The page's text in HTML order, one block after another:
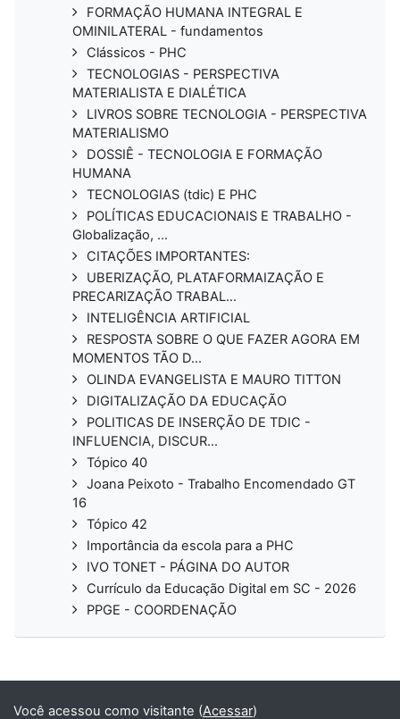
FORMAÇÃO HUMANA INTEGRAL E
OMINILATERAL - fundamentos
Clássicos - PHC
TECNOLOGIAS - PERSPECTIVA
MATERIALISTA E DIALÉTICA
LIVROS SOBRE TECNOLOGIA - PERSPECTIVA
MATERIALISMO
DOSSIÊ - TECNOLOGIA E FORMAÇÃO
HUMANA
TECNOLOGIAS (tdic) E PHC
POLÍTICAS EDUCACIONAIS E TRABALHO -
Globalização, ...
CITAÇÕES IMPORTANTES:
UBERIZAÇÃO, PLATAFORMAIZAÇÃO E
PRECARIZAÇÃO TRABAL...
INTELIGÊNCIA ARTIFICIAL
RESPOSTA SOBRE O QUE FAZER AGORA EM
MOMENTOS TÃO D...
OLINDA EVANGELISTA E MAURO TITTON
DIGITALIZAÇÃO DA EDUCAÇÃO
POLITICAS DE INSERÇÃO DE TDIC -
INFLUENCIA, DISCUR...
Tópico 40
Joana Peixoto - Trabalho Encomendado GT
16
Tópico 42
Importância da escola para a PHC
IVO TONET - PÁGINA DO AUTOR
Currículo da Educação Digital em SC - 2026
PPGE - COORDENAÇÃO
Você acessou como visitante (Acessar)